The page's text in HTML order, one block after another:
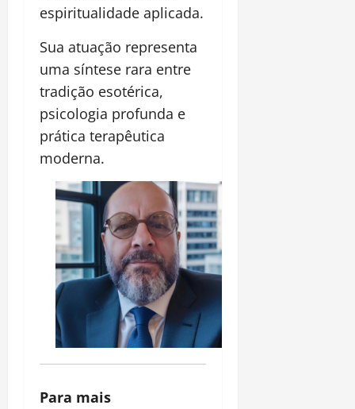
espiritualidade aplicada.
Sua atuação representa
uma síntese rara entre
tradição esotérica,
psicologia profunda e
prática terapêutica
moderna.
Para mais